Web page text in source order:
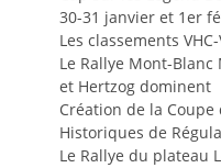
30-31 janvier et 1er
Les classements VHC-
Le Rallye Mont-Blanc
et Hertzog dominent
Création de la Coupe
Historiques de
Le Rallye du plateau